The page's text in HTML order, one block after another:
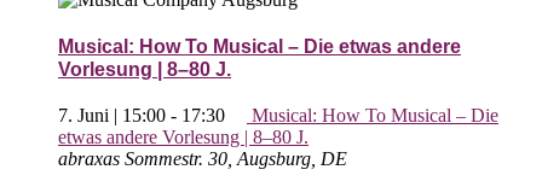
Musical: How To Musical – Die etwas andere
Vorlesung | 8–80 J.
7. Juni | 15:00 - 17:30
Musical: How To Musical – Die
etwas andere Vorlesung | 8–80 J.
abraxas Sommestr. 30, Augsburg, DE